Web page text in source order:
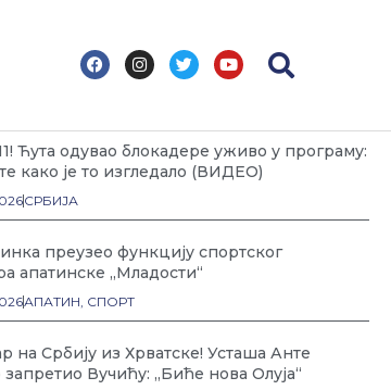
F
a
o
o
k
I
n
g
r
a
T
w
e
r
Y
o
b
e
Ћута одувао блокадере уживо у програму:
како је то изгледало (ВИДЕО)
СРБИЈА
преузео функцију спортског
апатинске „Младости“
АПАТИН, СПОРТ
на Србију из Хрватске! Усташа Анте
Вучићу: „Биће нова Олуја“